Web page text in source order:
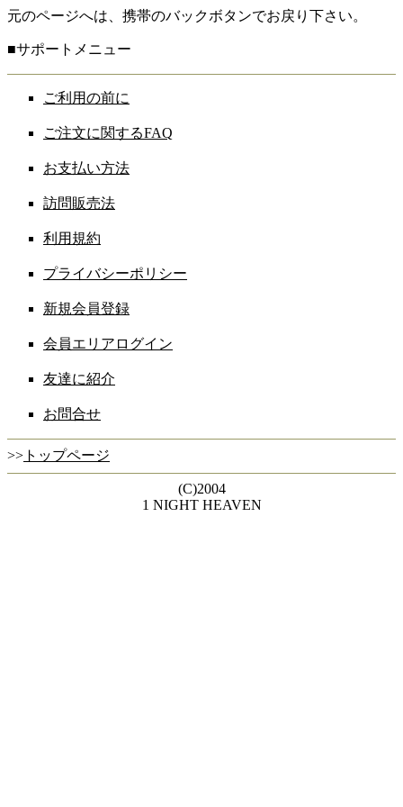
元のページへは、携帯のバックボタンでお戻り下さい。
■サポートメニュー
ご利用の前に
ご注文に関するFAQ
お支払い方法
訪問販売法
利用規約
プライバシーポリシー
新規会員登録
会員エリアログイン
友達に紹介
お問合せ
>> トップページ
(C)2004
1 NIGHT HEAVEN